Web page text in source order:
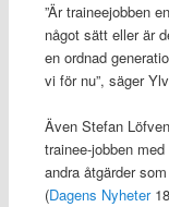
”Är traineejobben
något sätt eller är
en ordnad
vi för nu”, säger
Även Stefan
trainee-jobben
andra åtgärder
(Dagens Nyheter